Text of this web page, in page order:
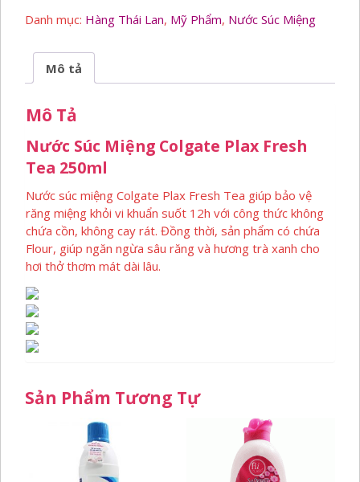
Colgate
Tea
số
Danh mục: Hàng Thái Lan, Mỹ Phẩm, Nước Súc Miệng
Mô tả
Mô Tả
Nước Súc Miệng Colgate Plax Fresh
Tea 250ml
Nước súc miệng Colgate Plax Fresh Tea giúp bảo vệ
răng miệng khỏi vi khuẩn suốt 12h với công thức không
chứa cồn, không cay rát. Đồng thời, sản phẩm có chứa
Flour, giúp ngăn ngừa sâu răng và hương trà xanh cho
hơi thở thơm mát dài lâu.
Sản Phẩm Tương Tự